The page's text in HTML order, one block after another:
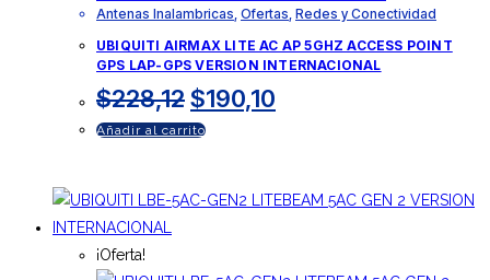
Antenas Inalambricas Ofertas Redes y Conectividad
UBIQUITI AIRMAX LITE AC AP 5GHZ ACCESS POINT
GPS LAP-GPS VERSION INTERNACIONAL
$228,12El
precio
original
$228,12.
$190,10
precio
$190,10.
Añadir al carrito
¡Oferta!